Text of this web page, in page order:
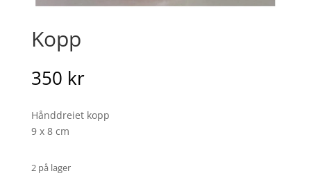
Kopp
350 kr
Hånddreiet kopp
9 x 8 cm
2 på lager